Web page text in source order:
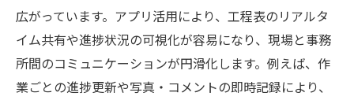
広がっています。アプリ活用により、工程表のリアルタ
イム共有や進捗状況の可視化が容易になり、現場と事務
所間のコミュニケーションが円滑化します。例えば、作
業ごとの進捗更新や写真・コメントの即時記録により、